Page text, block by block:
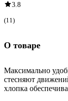
3.8
(11)
О товаре
Максимально
стесняют
хлопка